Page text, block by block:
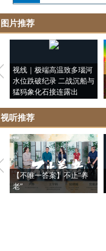
图片推荐
视线｜极端高温致多瑙河
水位跌破纪录 二战沉船与
猛犸象化石接连露出
视听推荐
【不唯一答案】不止“养
老”